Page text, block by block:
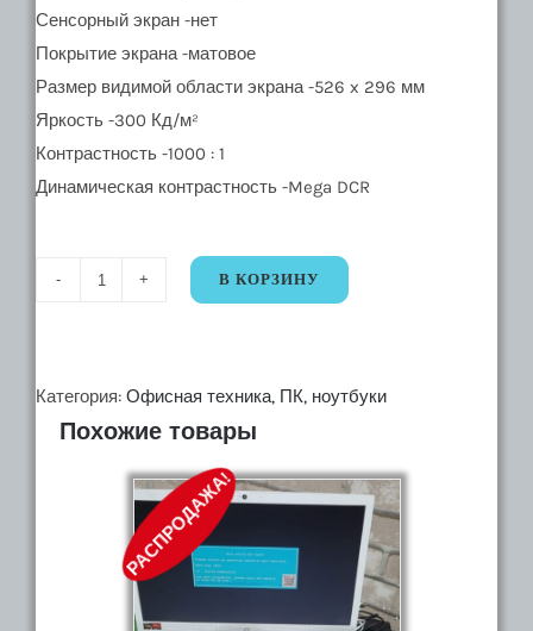
Сенсорный экран -нет
Покрытие экрана -матовое
Размер видимой области экрана -526 x 296 мм
Яркость -300 Кд/м²
Контрастность -1000 : 1
Динамическая контрастность -Mega DCR
Количество
LG
UltraGear
В КОРЗИНУ
Категория: Офисная техника, ПК, ноутбуки
Похожие товары
РАСПРОДАЖА!